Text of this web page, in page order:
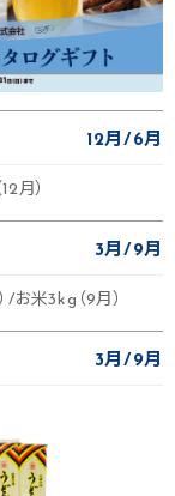
12月 6月
月）
3月 9月
お米3kg（9月）
3月 9月